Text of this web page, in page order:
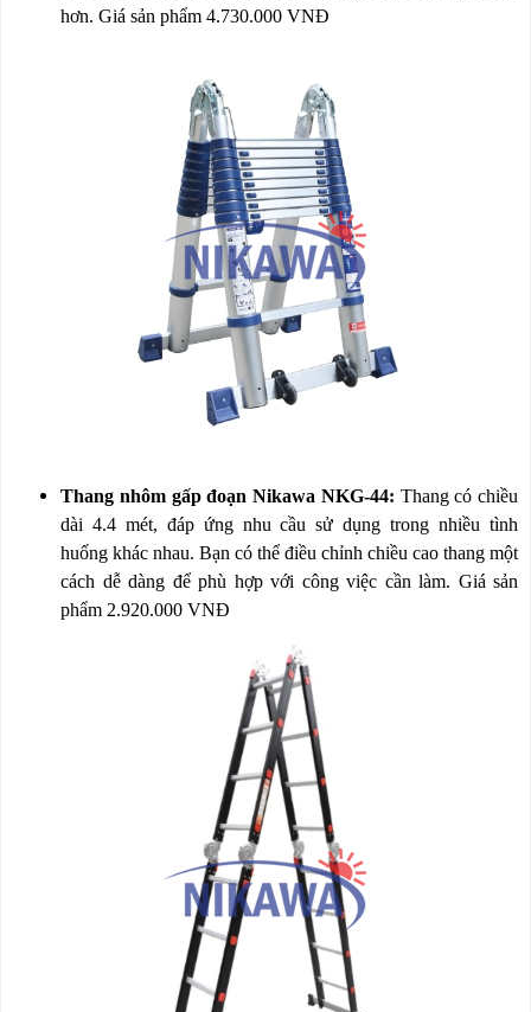
hơn. Giá sản phẩm 4.730.000 VNĐ
Thang nhôm gấp đoạn Nikawa NKG-44: Thang có chiều
dài 4.4 mét, đáp ứng nhu cầu sử dụng trong nhiều tình
huống khác nhau. Bạn có thể điều chỉnh chiều cao thang một
cách dễ dàng để phù hợp với công việc cần làm. Giá sản
phẩm 2.920.000 VNĐ